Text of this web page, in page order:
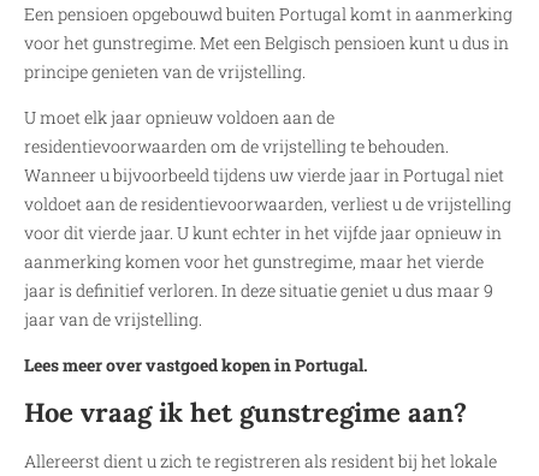
Een pensioen opgebouwd buiten Portugal komt in aanmerking
voor het gunstregime. Met een Belgisch pensioen kunt u dus in
principe genieten van de vrijstelling.
U moet elk jaar opnieuw voldoen aan de
residentievoorwaarden om de vrijstelling te behouden.
Wanneer u bijvoorbeeld tijdens uw vierde jaar in Portugal niet
voldoet aan de residentievoorwaarden, verliest u de vrijstelling
voor dit vierde jaar. U kunt echter in het vijfde jaar opnieuw in
aanmerking komen voor het gunstregime, maar het vierde
jaar is definitief verloren. In deze situatie geniet u dus maar 9
jaar van de vrijstelling.
Lees meer over vastgoed kopen in Portugal.
Hoe vraag ik het gunstregime aan?
Allereerst dient u zich te registreren als resident bij het lokale